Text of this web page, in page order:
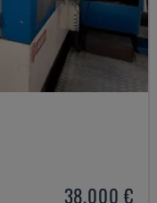
38.000 €